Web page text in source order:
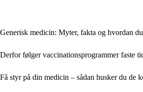
Generisk medicin: Myter, fakta og hvordan
Derfor følger vaccinationsprogrammer faste
Få styr på din medicin – sådan husker du de